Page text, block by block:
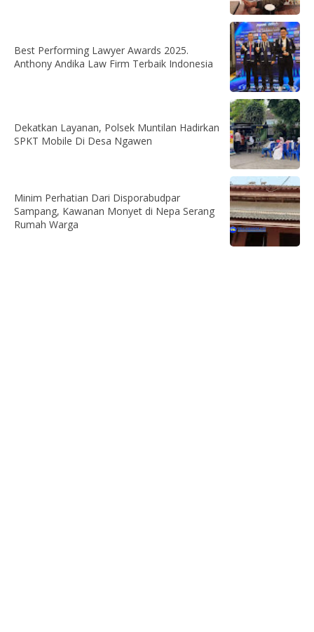
Best Performing Lawyer Awards 2025.
Anthony Andika Law Firm Terbaik Indonesia
Dekatkan Layanan, Polsek Muntilan Hadirkan
SPKT Mobile Di Desa Ngawen
Minim Perhatian Dari Disporabudpar
Sampang, Kawanan Monyet di Nepa Serang
Rumah Warga